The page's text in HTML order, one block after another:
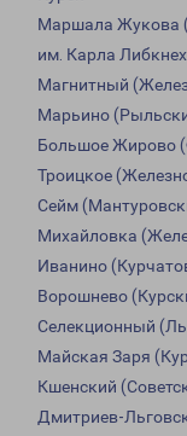
Маршала Жукова
им. Карла
Магнитный
Марьино
Большое Жирово
Троицкое
Сейм
Михайловка
Иванино
Ворошнево
Селекционный
Майская Заря
Кшенский
Дмитриев-